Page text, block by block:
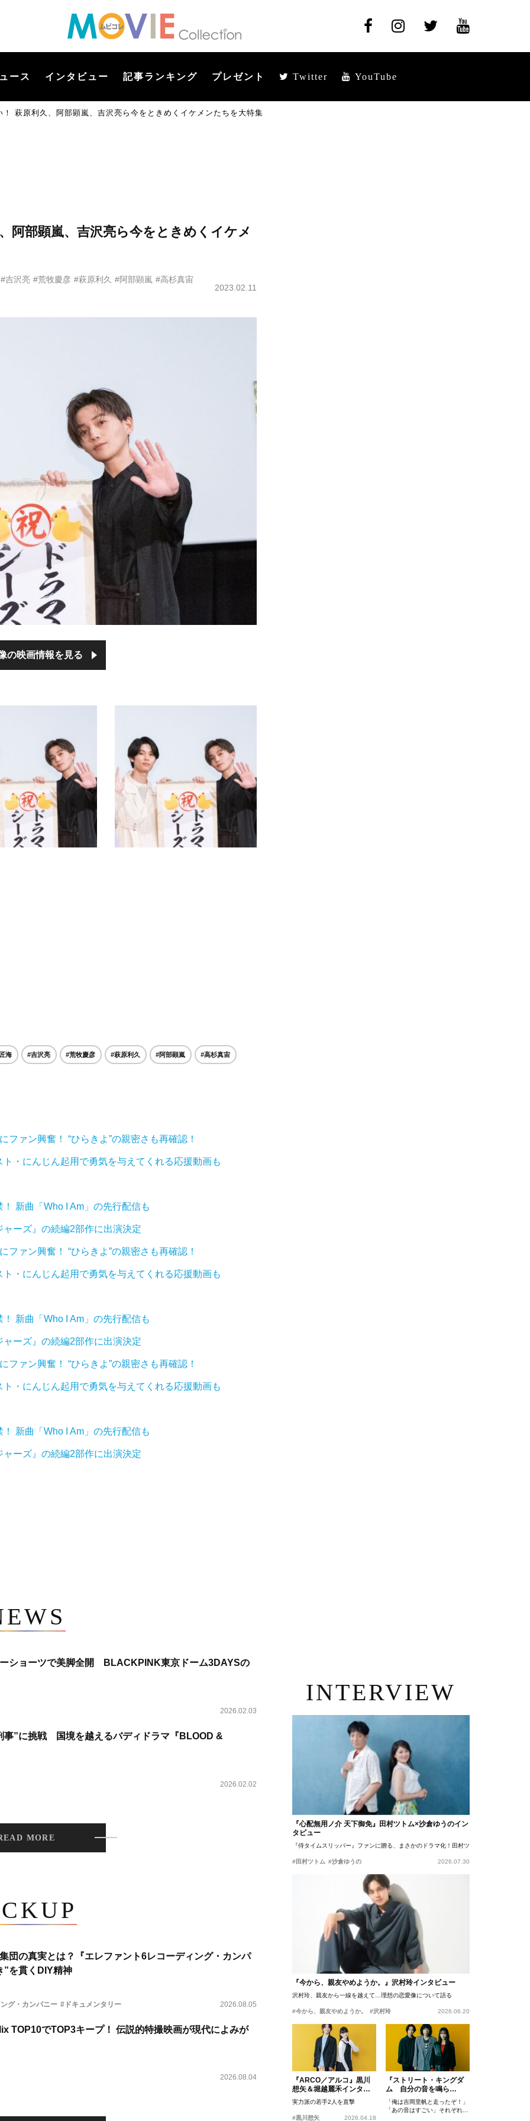
ース インタビュー 記事ランキング プレゼント Twitter YouTube
！ 萩原利久、阿部顕嵐、吉沢亮ら今をときめくイケメンたちを大特集
阿部顕嵐、吉沢亮ら今をときめくイケメ
#吉沢亮 #荒牧慶彦 #萩原利久 #阿部顕嵐 #高杉真宙
2023.02.11
の映画情報を見る
海 #吉沢亮 #荒牧慶彦 #萩原利久 #阿部顕嵐 #高杉真宙
ァン興奮！ “ひらきよ”の親密さも再確認！
・にんじん起用で勇気を与えてくれる応援動画も
新曲「Who I Am」の先行配信も
ーズ』の続編2部作に出演決定
ァン興奮！ “ひらきよ”の親密さも再確認！
・にんじん起用で勇気を与えてくれる応援動画も
新曲「Who I Am」の先行配信も
ーズ』の続編2部作に出演決定
ァン興奮！ “ひらきよ”の親密さも再確認！
・にんじん起用で勇気を与えてくれる応援動画も
新曲「Who I Am」の先行配信も
ーズ』の続編2部作に出演決定
ショーツで美脚全開 BLACKPINK東京ドーム3DAYSの
2026.02.03
事”に挑戦 国境を越えるバディドラマ『BLOOD &
2026.02.02
MORE
団の真実とは？『エレファント6レコーディング・カンパ
”を貫くDIY精神
グ・カンパニー #ドキュメンタリー 2026.08.05
TOP10でTOP3キープ！ 伝説的特撮映画が現代によみが
2026.08.04
INTERVIEW
『心配無用ノ介 天下御免』田村ツトム×沙倉ゆうのイン
タビュー
『侍タイムスリッパー』ファンに贈る、まさかのドラマ化！田村ツトム×沙倉ゆうのが語
#田村ツトム #沙倉ゆうの 2026.07.30
『今から、親友やめようか。』沢村玲インタビュー
沢村玲、親友から一線を越えて…理想の恋愛像について語る
#今から、親友やめようか。 #沢村玲 2026.06.20
『ARCO／アルコ』黒川
想矢＆堀越麗禾インタビ
ュー
実力派の若手2人を直撃
#黒川想矢 2026.04.18
『ストリート・キングダ
ム 自分の音を鳴ら
せ。』峯田和伸、若葉竜
也、吉岡里帆インタビュ
ー
「俺は吉岡里帆と走ったぞ！」
「あの音はすごい」それぞれの